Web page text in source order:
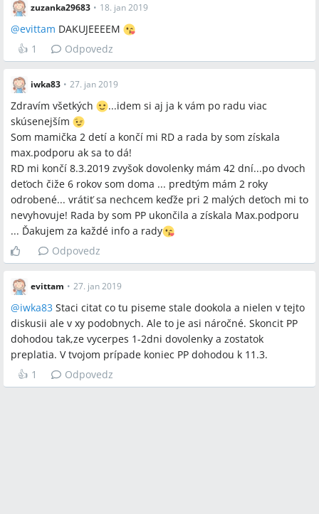
zuzanka29683 • 18. jan 2019
@evittam DAKUJEEEEM
👍 1 Odpovedz
iwka83 • 27. jan 2019
Zdravím všetkých
...idem si aj ja k vám po radu viac
skúsenejším
Som mamička 2 detí a končí mi RD a rada by som získala
max.podporu ak sa to dá!
RD mi končí 8.3.2019 zvyšok dovolenky mám 42 dní...po dvoch
deťoch čiže 6 rokov som doma ... predtým mám 2 roky
odrobené... vrátiť sa nechcem keďže pri 2 malých deťoch mi to
nevyhovuje! Rada by som PP ukončila a získala Max.podporu
... Ďakujem za každé info a rady
Odpovedz
evittam • 27. jan 2019
@iwka83 Staci citat co tu piseme stale dookola a nielen v tejto
diskusii ale v xy podobnych. Ale to je asi náročné. Skoncit PP
dohodou tak,ze vycerpes 1-2dni dovolenky a zostatok
preplatia. V tvojom prípade koniec PP dohodou k 11.3.
👍 1 Odpovedz